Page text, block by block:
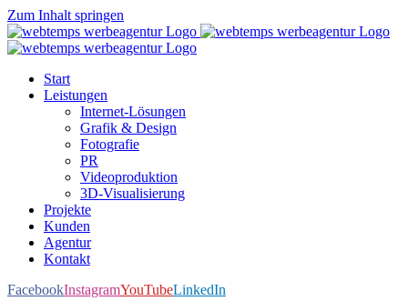
Zum Inhalt springen
Start
Leistungen
Internet-Lösungen
Grafik & Design
Fotografie
PR
Videoproduktion
3D-Visualisierung
Projekte
Kunden
Agentur
Kontakt
FacebookInstagramYouTubeLinkedIn